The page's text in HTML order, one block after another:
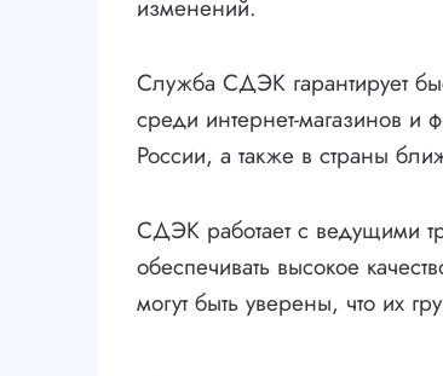
изменений.
Служба СДЭК гарантирует
среди интернет-магазинов и
России, а также в страны
СДЭК работает с ведущими
обеспечивать высокое
могут быть уверены, что их